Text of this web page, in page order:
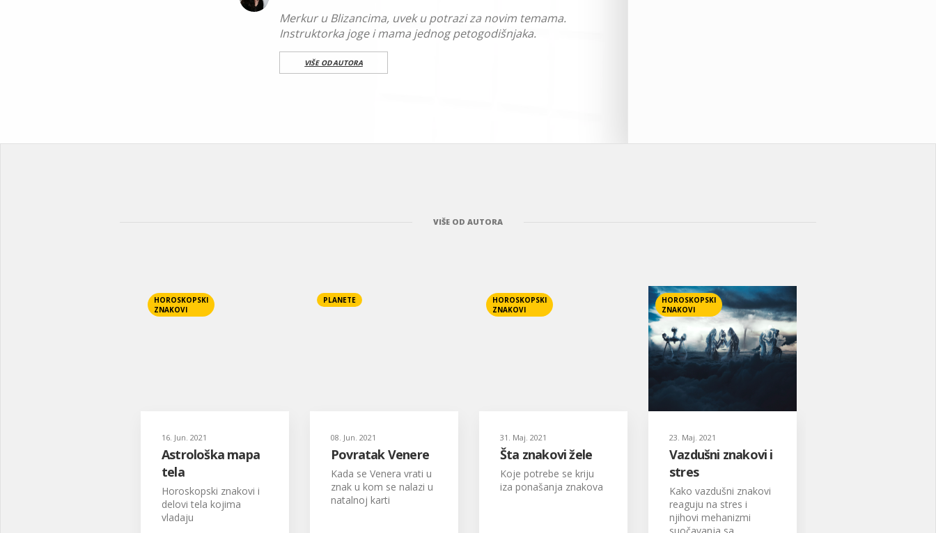
Merkur u Blizancima, uvek u potrazi za novim temama.
Instruktorka joge i mama jednog petogodišnjaka.
VIŠE OD AUTORA
VIŠE OD AUTORA
HOROSKOPSKI
ZNAKOVI
16. Jun. 2021
Astrološka mapa
tela
Horoskopski znakovi i
delovi tela kojima
vladaju
PLANETE
08. Jun. 2021
Povratak Venere
Kada se Venera vrati u
znak u kom se nalazi u
natalnoj karti
HOROSKOPSKI
ZNAKOVI
31. Maj. 2021
Šta znakovi žele
Koje potrebe se kriju
iza ponašanja znakova
HOROSKOPSKI
ZNAKOVI
23. Maj. 2021
Vazdušni znakovi i
stres
Kako vazdušni znakovi
reaguju na stres i
njihovi mehanizmi